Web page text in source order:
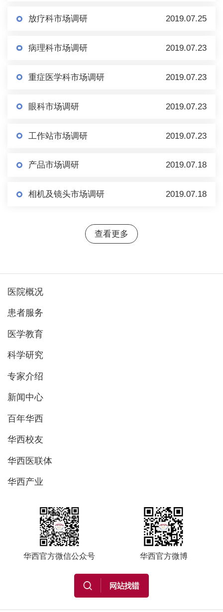
放疗科市场调研 2019.07.25
病理科市场调研 2019.07.23
重症医学科市场调研 2019.07.23
眼科市场调研 2019.07.23
工作站市场调研 2019.07.23
产品市场调研 2019.07.18
相机及镜头市场调研 2019.07.18
查看更多
医院概况
患者服务
医学教育
科学研究
专家介绍
新闻中心
百年华西
华西校友
华西医联体
华西产业
华西官方微信公众号 华西官方微博